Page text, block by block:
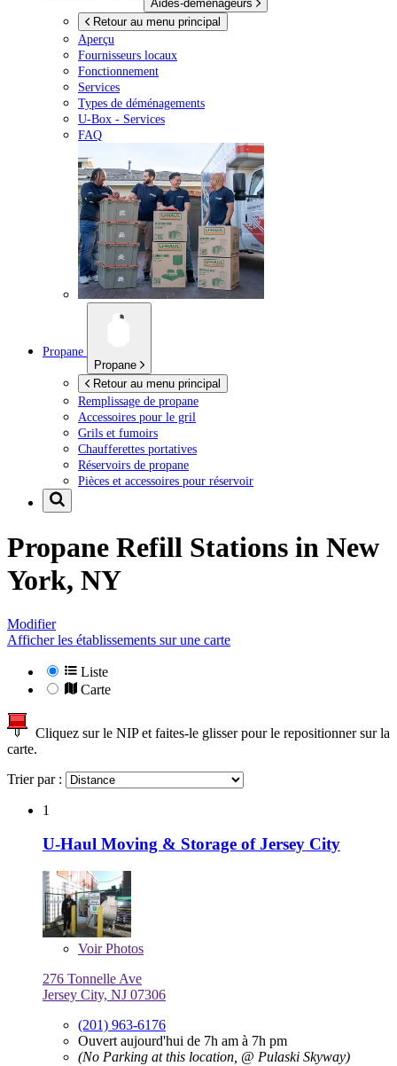
Aides-déménageurs
Retour au menu principal
Aperçu
Fournisseurs locaux
Fonctionnement
Services
Types de déménagements
U-Box - Services
FAQ
Propane
Propane
Retour au menu principal
Remplissage de propane
Accessoires pour le gril
Grils et fumoirs
Chaufferettes portatives
Réservoirs de propane
Pièces et accessoires pour réservoir
Propane Refill Stations in New
York, NY
Modifier
Afficher les établissements sur une carte
Liste
Carte
Cliquez sur le NIP et faites-le glisser pour le repositionner sur la
carte.
Trier par :
1
U-Haul Moving & Storage of Jersey City
VoirPhotos
276 Tonnelle Ave
Jersey City, NJ 07306
(201) 963-6176
Ouvert aujourd'hui de 7h am à 7h pm
(No Parking at this location, @ Pulaski Skyway)